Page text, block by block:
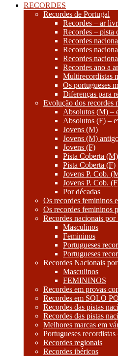
RECORDES
Recordes de Portugal
Recordes – ar
Recordes – pista
Recordes
Recordes
Recordes
Recordes ano a
Multirecordistas
Os portugueses
Diferenças para
Evolução dos recordes
Absolutos (M) –
Absolutos (F) –
Jovens (M)
Jovens (M)
Jovens (F)
Pista Coberta (M)
Pista Coberta (F)
Jovens P. Cob.
Jovens P. Cob.
Por décadas
Os recordes femininos
Os recordes femininos
Recordes nacionais por
Masculinos
Femininos
Portugueses
Portugueses
Recordes Nacionais por
Masculinos
FEMININOS
Recordes em provas
Recordes em SOLO
Recordes das pistas
Recordes das pistas
Melhores marcas em
Portugueses
Recordes regionais
Recordes ibéricos